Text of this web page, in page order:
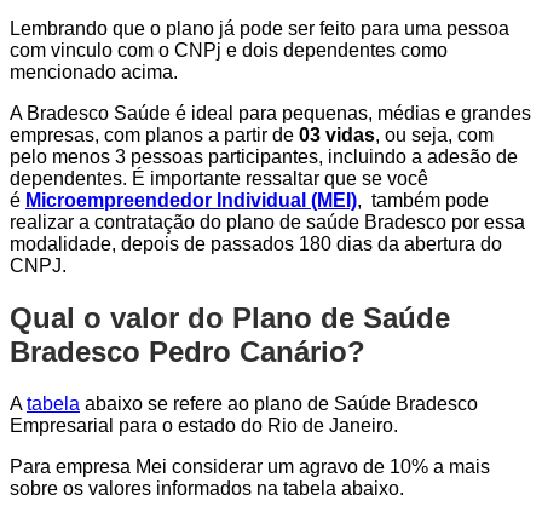
Lembrando que o plano já pode ser feito para uma pessoa
com vinculo com o CNPj e dois dependentes como
mencionado acima.
A Bradesco Saúde é ideal para pequenas, médias e grandes
empresas, com planos a partir de 03 vidas, ou seja, com
pelo menos 3 pessoas participantes, incluindo a adesão de
dependentes. É importante ressaltar que se você
é Microempreendedor Individual (MEI), também pode
realizar a contratação do plano de saúde Bradesco por essa
modalidade, depois de passados 180 dias da abertura do
CNPJ.
Qual o valor do Plano de Saúde
Bradesco Pedro Canário?
Atabela abaixo se refere ao plano de Saúde Bradesco
Empresarial para o estado do Rio de Janeiro.
Para empresa Mei considerar um agravo de 10% a mais
sobre os valores informados na tabela abaixo.